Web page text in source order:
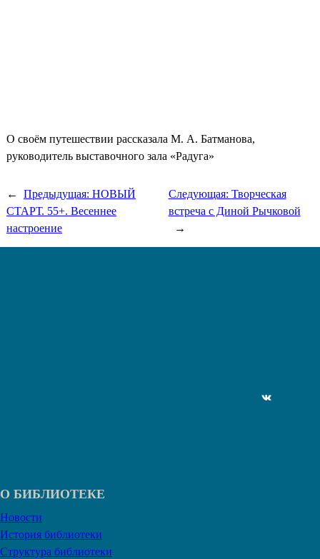
О своём путешествии рассказала М. А. Батманова,
руководитель выставочного зала «Радуга»
← Предыдущая: НОВЫЙ
СТАРТ. 55+. Весеннее
настроение
Следующая: Творческая
встреча с Диной Рычковой
→
ВКонтакте
О БИБЛИОТЕКЕ
Новости
История библиотеки
Структура библиотеки